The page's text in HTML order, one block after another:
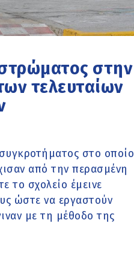
στην
τελευταίων
στο οποίο
από την περασμένη
το σχολείο έμεινε
ώστε να εργαστούν
με τη μέθοδο της